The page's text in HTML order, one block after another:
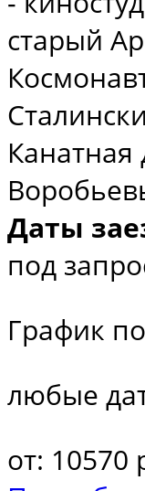
старый
Канатная
Даты
под
График
любые
от: 10570